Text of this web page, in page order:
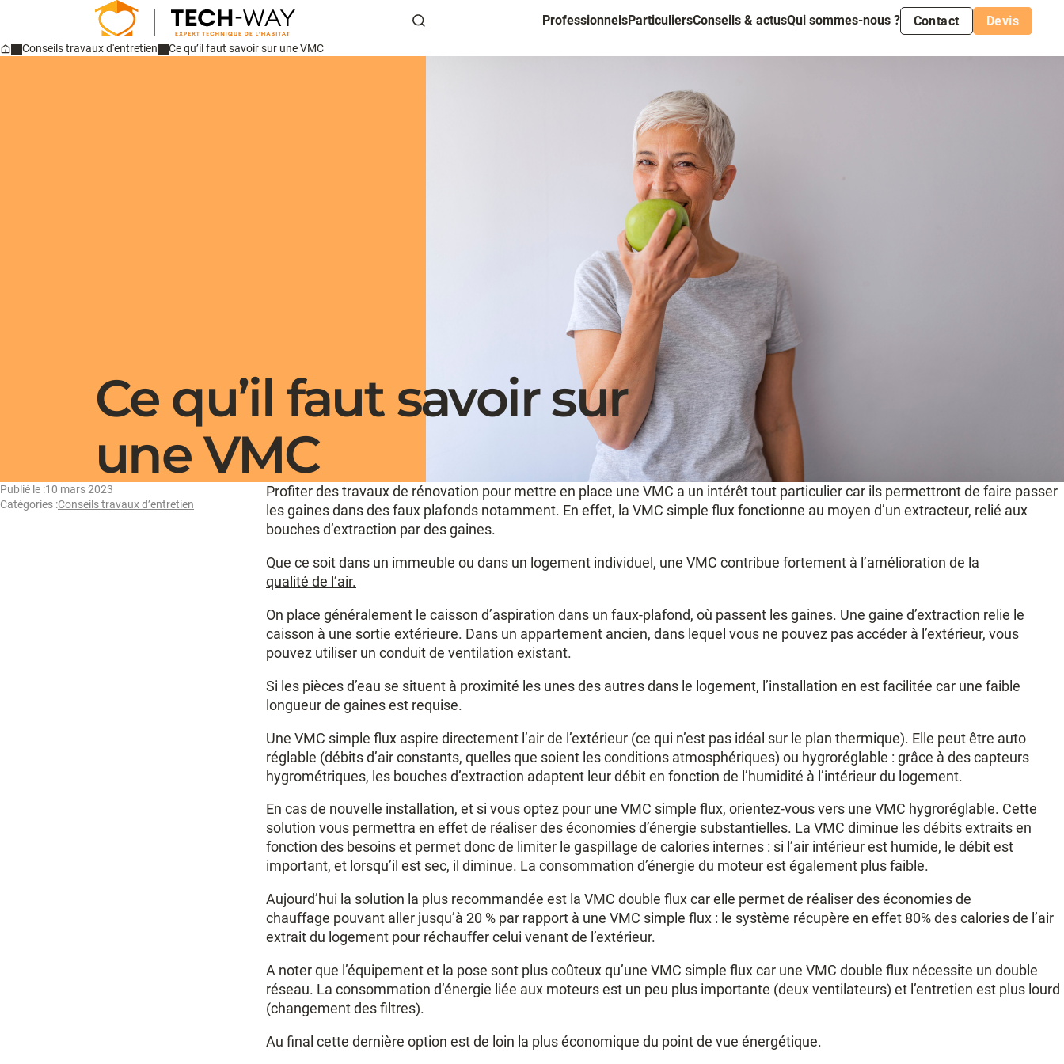
ProfessionnelsParticuliersConseils & actusQui sommes-nous ? Contact Devis
Conseils travaux d'entretien Ce qu’il faut savoir sur une VMC
Ce qu’il faut savoir sur
une VMC
Publié le :10 mars 2023
Catégories :Conseils travaux d’entretien
Profiter des travaux de rénovation pour mettre en place une VMC a un intérêt tout particulier car ils permettront de faire passer
les gaines dans des faux plafonds notamment. En effet, la VMC simple flux fonctionne au moyen d’un extracteur, relié aux
bouches d’extraction par des gaines.
Que ce soit dans un immeuble ou dans un logement individuel, une VMC contribue fortement à l’amélioration de la
qualité de l’air.
On place généralement le caisson d’aspiration dans un faux-plafond, où passent les gaines. Une gaine d’extraction relie le
caisson à une sortie extérieure. Dans un appartement ancien, dans lequel vous ne pouvez pas accéder à l’extérieur, vous
pouvez utiliser un conduit de ventilation existant.
Si les pièces d’eau se situent à proximité les unes des autres dans le logement, l’installation en est facilitée car une faible
longueur de gaines est requise.
Une VMC simple flux aspire directement l’air de l’extérieur (ce qui n’est pas idéal sur le plan thermique). Elle peut être auto
réglable (débits d’air constants, quelles que soient les conditions atmosphériques) ou hygroréglable : grâce à des capteurs
hygrométriques, les bouches d’extraction adaptent leur débit en fonction de l’humidité à l’intérieur du logement.
En cas de nouvelle installation, et si vous optez pour une VMC simple flux, orientez-vous vers une VMC hygroréglable. Cette
solution vous permettra en effet de réaliser des économies d’énergie substantielles. La VMC diminue les débits extraits en
fonction des besoins et permet donc de limiter le gaspillage de calories internes : si l’air intérieur est humide, le débit est
important, et lorsqu’il est sec, il diminue. La consommation d’énergie du moteur est également plus faible.
Aujourd’hui la solution la plus recommandée est la VMC double flux car elle permet de réaliser des économies de
chauffage pouvant aller jusqu’à 20 % par rapport à une VMC simple flux : le système récupère en effet 80% des calories de l’air
extrait du logement pour réchauffer celui venant de l’extérieur.
A noter que l’équipement et la pose sont plus coûteux qu’une VMC simple flux car une VMC double flux nécessite un double
réseau. La consommation d’énergie liée aux moteurs est un peu plus importante (deux ventilateurs) et l’entretien est plus lourd
(changement des filtres).
Au final cette dernière option est de loin la plus économique du point de vue énergétique.